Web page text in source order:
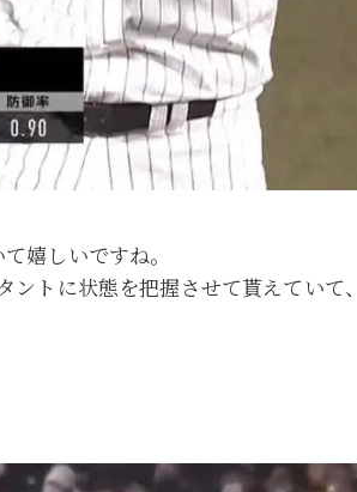
嬉しいですね。
トに状態を把握させて貰えていて